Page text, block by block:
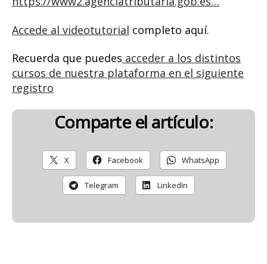
Accede al videotutorial completo aquí.
Recuerda que puedes acceder a los distintos
cursos de nuestra plataforma en el siguiente
registro
Comparte el artículo:
X Facebook WhatsApp
Telegram LinkedIn